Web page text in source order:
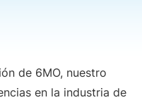
de 6MO, nuestro
en la industria de